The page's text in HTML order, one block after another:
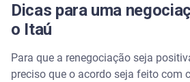
Dicas para uma
o Itaú
Para que a renegociação seja
preciso que o acordo seja feito com